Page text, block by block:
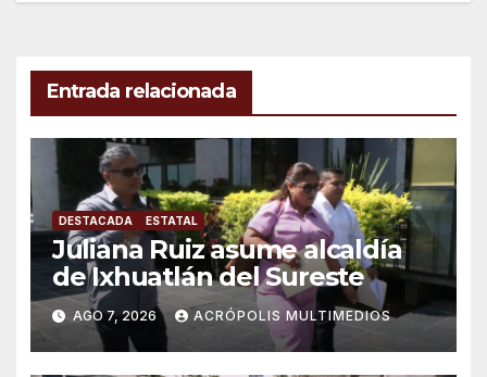
Entrada relacionada
DESTACADA ESTATAL
Juliana Ruiz asume alcaldía
de Ixhuatlán del Sureste
AGO 7, 2026 ACRÓPOLIS MULTIMEDIOS